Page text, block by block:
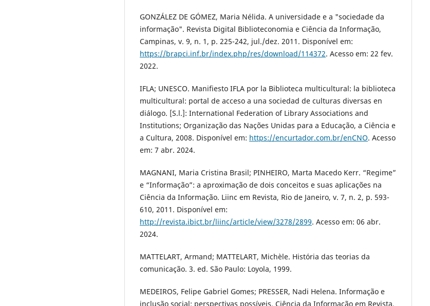
GONZÁLEZ DE GÓMEZ, Maria Nélida. A universidade e a "sociedade da
informação". Revista Digital Biblioteconomia e Ciência da Informação,
Campinas, v. 9, n. 1, p. 225-242, jul./dez. 2011. Disponível em:
https://brapci.inf.br/index.php/res/download/114372. Acesso em: 22 fev.
2022.
IFLA; UNESCO. Manifiesto IFLA por la Biblioteca multicultural: la biblioteca
multicultural: portal de acceso a una sociedad de culturas diversas en
diálogo. [S.l.]: International Federation of Library Associations and
Institutions; Organização das Nações Unidas para a Educação, a Ciência e
a Cultura, 2008. Disponível em: https://encurtador.com.br/enCNO. Acesso
em: 7 abr. 2024.
MAGNANI, Maria Cristina Brasil; PINHEIRO, Marta Macedo Kerr. “Regime”
e “Informação”: a aproximação de dois conceitos e suas aplicações na
Ciência da Informação. Liinc em Revista, Rio de Janeiro, v. 7, n. 2, p. 593-
610, 2011. Disponível em:
http://revista.ibict.br/liinc/article/view/3278/2899. Acesso em: 06 abr.
2024.
MATTELART, Armand; MATTELART, Michèle. História das teorias da
comunicação. 3. ed. São Paulo: Loyola, 1999.
MEDEIROS, Felipe Gabriel Gomes; PRESSER, Nadi Helena. Informação e
inclusão social: perspectivas possíveis. Ciência da Informação em Revista,